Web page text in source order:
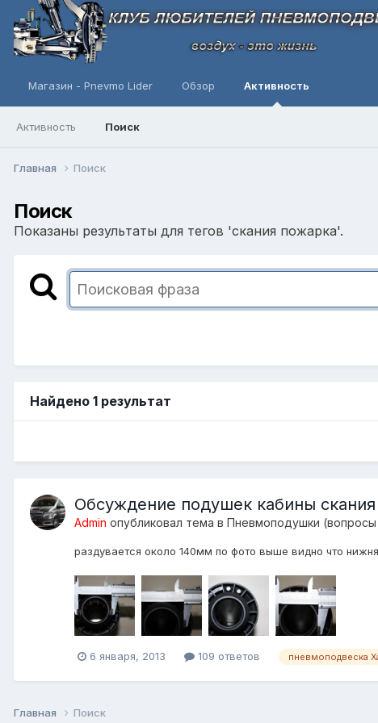
Магазин - Pnevmo Lider Обзор Активность
Активность Поиск
Главная Поиск
Поиск
Показаны результаты для тегов 'скания пожарка'.
Найдено 1 результат
Обсуждение подушек кабины
Admin опубликовал тема в Пневмоподушки (вопросы
раздувается около 140мм по фото выше видно что
6 января, 2013 109 ответов пневмоподвеска
Главная Поиск